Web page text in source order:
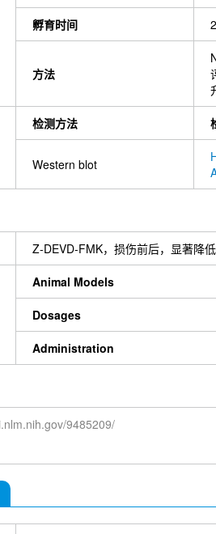
孵育时间
方法
检测方法
Western blot
Z-DEVD-FMK，损伤前后，显著降
Animal Models
Dosages
Administration
9485209/